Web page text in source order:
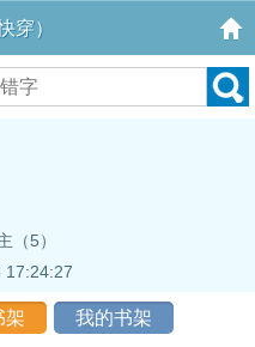
穿）
（5）
17:24:27
架 我的书架